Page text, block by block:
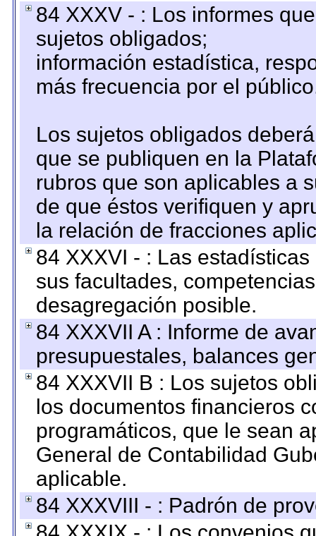
84 XXXV - : Los informes
sujetos obligados;
información estadística,
más frecuencia por el
Los sujetos obligados
que se publiquen en la
rubros que son aplicables a
de que éstos verifiquen y
la relación de fracciones
84 XXXVI - : Las
sus facultades,
desagregación posible.
84 XXXVII A : Informe de
presupuestales, balances
84 XXXVII B : Los sujetos
los documentos financieros
programáticos, que le sean
General de Contabilidad
aplicable.
84 XXXVIII - : Padrón de